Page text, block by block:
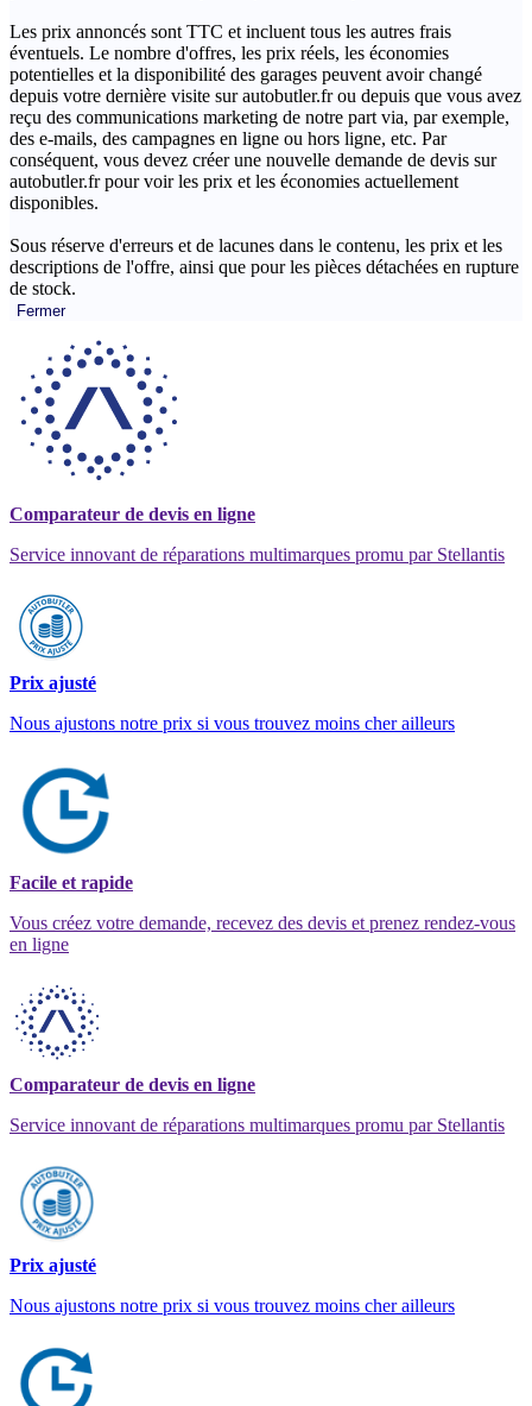
Les prix annoncés sont TTC et incluent tous les autres frais
éventuels. Le nombre d'offres, les prix réels, les économies
potentielles et la disponibilité des garages peuvent avoir changé
depuis votre dernière visite sur autobutler.fr ou depuis que vous avez
reçu des communications marketing de notre part via, par exemple,
des e-mails, des campagnes en ligne ou hors ligne, etc. Par
conséquent, vous devez créer une nouvelle demande de devis sur
autobutler.fr pour voir les prix et les économies actuellement
disponibles.
Sous réserve d'erreurs et de lacunes dans le contenu, les prix et les
descriptions de l'offre, ainsi que pour les pièces détachées en rupture
de stock.
Fermer
Comparateur de devis en ligne
Service innovant de réparations multimarques promu par Stellantis
Prix ajusté
Nous ajustons notre prix si vous trouvez moins cher ailleurs
Facile et rapide
Vous créez votre demande, recevez des devis et prenez rendez-vous
en ligne
Comparateur de devis en ligne
Service innovant de réparations multimarques promu par Stellantis
Prix ajusté
Nous ajustons notre prix si vous trouvez moins cher ailleurs